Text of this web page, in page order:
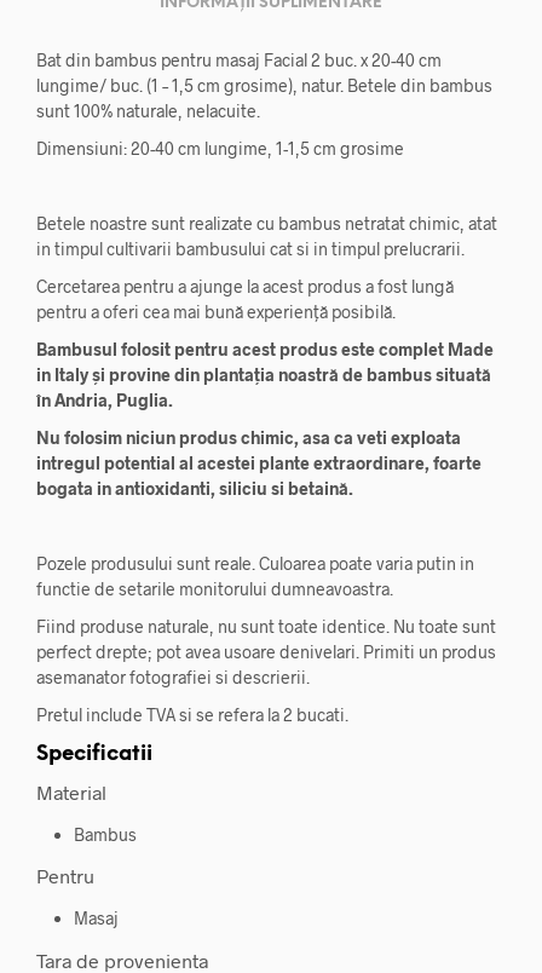
Bat din bambus pentru masaj Facial 2 buc. x 20-40 cm
lungime/ buc. (1 – 1,5 cm grosime), natur. Betele din bambus
sunt 100% naturale, nelacuite.
Dimensiuni: 20-40 cm lungime, 1-1,5 cm grosime
Betele noastre sunt realizate cu bambus netratat chimic, atat
in timpul cultivarii bambusului cat si in timpul prelucrarii.
Cercetarea pentru a ajunge la acest produs a fost lungă
pentru a oferi cea mai bună experiență posibilă.
Bambusul folosit pentru acest produs este complet Made
in Italy și provine din plantația noastră de bambus situată
în Andria, Puglia.
Nu folosim niciun produs chimic, asa ca veti exploata
intregul potential al acestei plante extraordinare, foarte
bogata in antioxidanti, siliciu si betaină.
Pozele produsului sunt reale. Culoarea poate varia putin in
functie de setarile monitorului dumneavoastra.
Fiind produse naturale, nu sunt toate identice. Nu toate sunt
perfect drepte; pot avea usoare denivelari. Primiti un produs
asemanator fotografiei si descrierii.
Pretul include TVA si se refera la 2 bucati.
Specificatii
Material
Bambus
Pentru
Masaj
Tara de provenienta